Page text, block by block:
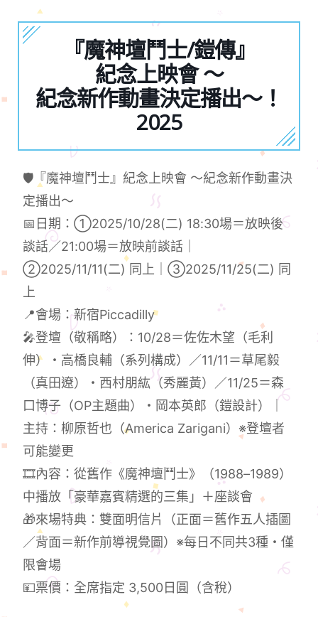
『魔神壇鬥士/鎧傳』
紀念上映會 ～
紀念新作動畫決定播出～！
2025
🛡️『魔神壇鬥士』紀念上映會 ～紀念新作動畫決
定播出～
📅日期：①2025/10/28(二) 18:30場＝放映後
談話／21:00場＝放映前談話｜
②2025/11/11(二) 同上｜③2025/11/25(二) 同
上
📍會場：新宿Piccadilly
🎤登壇（敬稱略）：10/28＝佐佐木望（毛利
伸）・高橋良輔（系列構成）／11/11＝草尾毅
（真田遼）・西村朋紘（秀麗黃）／11/25＝森
口博子（OP主題曲）・岡本英郎（鎧設計）｜
主持：柳原哲也（America Zarigani）※登壇者
可能變更
🎞內容：從舊作《魔神壇鬥士》（1988–1989）
中播放「豪華嘉賓精選的三集」＋座談會
🎁來場特典：雙面明信片（正面＝舊作五人插圖
／背面＝新作前導視覺圖）※每日不同共3種・僅
限會場
💴票價：全席指定 3,500日圓（含稅）